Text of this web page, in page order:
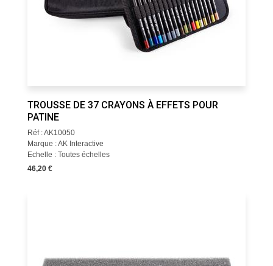
TROUSSE DE 37 CRAYONS À EFFETS POUR
PATINE
Réf : AK10050
Marque : AK Interactive
Echelle : Toutes échelles
46,20 €